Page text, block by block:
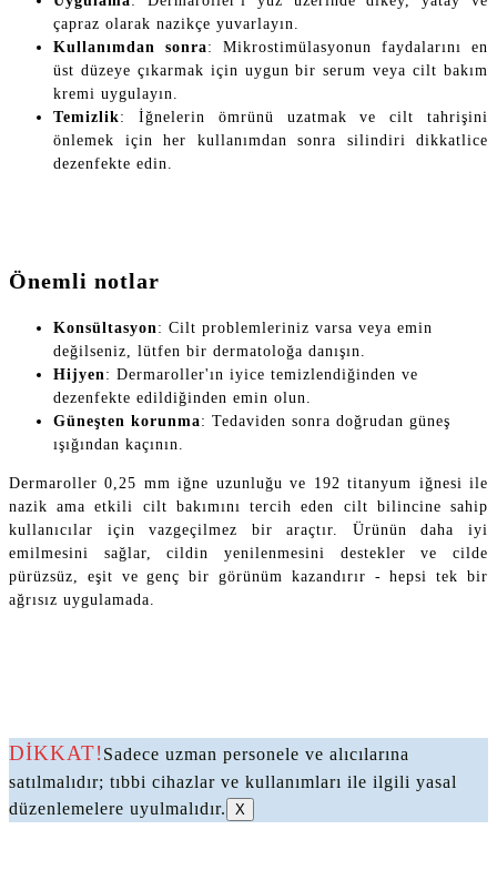
çapraz olarak nazikçe yuvarlayın.
Kullanımdan sonra: Mikrostimülasyonun faydalarını en
üst düzeye çıkarmak için uygun bir serum veya cilt bakım
kremi uygulayın.
Temizlik: İğnelerin ömrünü uzatmak ve cilt tahrişini
önlemek için her kullanımdan sonra silindiri dikkatlice
dezenfekte edin.
Önemli notlar
Konsültasyon : Cilt problemleriniz varsa veya emin
değilseniz, lütfen bir dermatoloğa danışın.
Hijyen : Dermaroller'ın iyice temizlendiğinden ve
dezenfekte edildiğinden emin olun.
Güneşten korunma: Tedaviden sonra doğrudan güneş
ışığından kaçının.
Dermaroller 0,25 mm iğne uzunluğu ve 192 titanyum iğnesi ile
nazik ama etkili cilt bakımını tercih eden cilt bilincine sahip
kullanıcılar için vazgeçilmez bir araçtır. Ürünün daha iyi
emilmesini sağlar, cildin yenilenmesini destekler ve cilde
pürüzsüz, eşit ve genç bir görünüm kazandırır - hepsi tek bir
ağrısız uygulamada.
DİKKAT!Sadece uzman personele ve alıcılarına
satılmalıdır; tıbbi cihazlar ve kullanımları ile ilgili yasal
düzenlemelere uyulmalıdır.
X